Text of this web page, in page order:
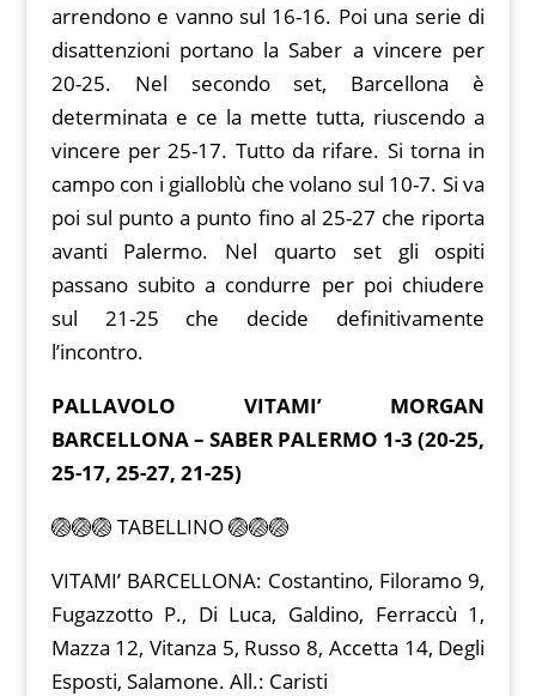
arrendono e vanno sul 16-16. Poi una serie di
disattenzioni portano la Saber a vincere per
20-25. Nel secondo set, Barcellona è
determinata e ce la mette tutta, riuscendo a
vincere per 25-17. Tutto da rifare. Si torna in
campo con i gialloblù che volano sul 10-7. Si va
poi sul punto a punto fino al 25-27 che riporta
avanti Palermo. Nel quarto set gli ospiti
passano subito a condurre per poi chiudere
sul 21-25 che decide definitivamente
l’incontro.
PALLAVOLO VITAMI’ MORGAN
BARCELLONA – SABER PALERMO 1-3 (20-25,
25-17, 25-27, 21-25)
🏐🏐🏐 TABELLINO 🏐🏐🏐
VITAMI’ BARCELLONA: Costantino, Filoramo 9,
Fugazzotto P., Di Luca, Galdino, Ferraccù 1,
Mazza 12, Vitanza 5, Russo 8, Accetta 14, Degli
Esposti, Salamone. All.: Caristi